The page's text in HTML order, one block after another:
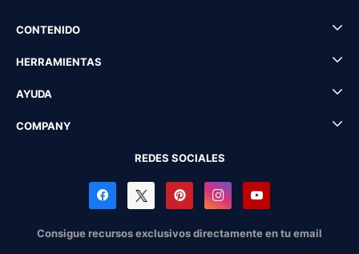
CONTENIDO
HERRAMIENTAS
AYUDA
COMPANY
REDES SOCIALES
Consigue recursos exclusivos directamente en tu email